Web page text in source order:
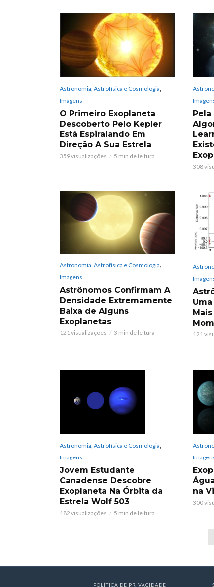
Astronomia, Astrofísica e Cosmologia
Imagens
O Primeiro Exoplaneta
Descoberto Pelo Kepler
Está Espiralando Em
Direção A Sua Estrela
359 visualizações 5 min de leitura
308
Astronomia, Astrofísica e Cosmologia,
Imagens
Astrônomos Confirmam A
Densidade Extremamente
Baixa de Alguns
Exoplanetas
121 visualizações 3 min de leitura 121
Astronomia, Astrofísica e Cosmologia
Imagens
Jovem Estudante
Canadense Descobre
Exoplaneta Na Órbita da
Estrela Wolf 503
182 visualizações 5 min de leitura
na
300
POLÍTICA DE PRIVACIDADE